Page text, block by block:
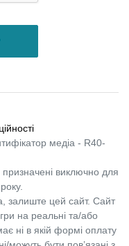
медіа - R40-
виключно для
залиште цей сайт. Сайт
на реальні та/або
ні в якій формі оплату